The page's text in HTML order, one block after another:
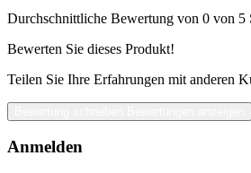
Durchschnittliche Bewertung von 0 von 5
Bewerten Sie dieses Produkt!
Teilen Sie Ihre Erfahrungen mit anderen
Anmelden